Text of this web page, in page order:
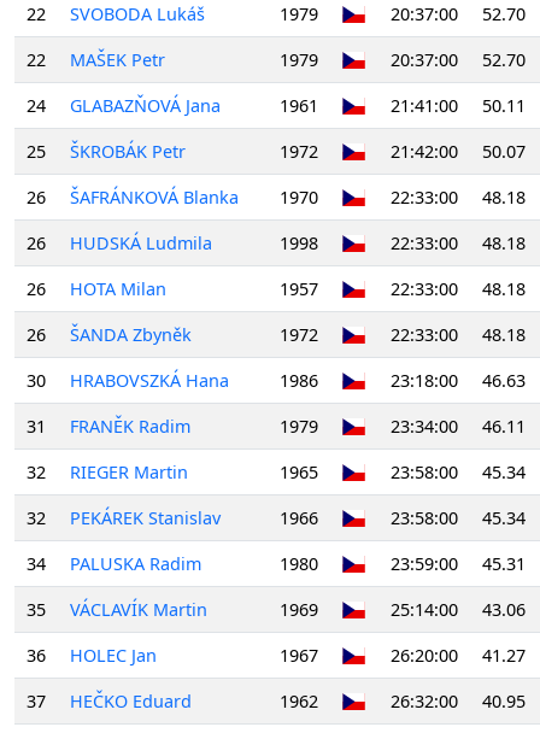
22
SVOBODA Lukáš 1979 20:37:00
52.70
22
MAŠEK Petr 1979 20:37:00
52.70
24
GLABAZŇOVÁ Jana 1961 21:41:00
50.11
25
ŠKROBÁK Petr 1972 21:42:00
50.07
26
ŠAFRÁNKOVÁ Blanka 1970 22:33:00
48.18
26
HUDSKÁ Ludmila 1998 22:33:00
48.18
26
HOTA Milan 1957 22:33:00
48.18
26
ŠANDA Zbyněk 1972 22:33:00
48.18
30
HRABOVSZKÁ Hana 1986 23:18:00
46.63
31
FRANĚK Radim 1979 23:34:00
46.11
32
RIEGER Martin 1965 23:58:00
45.34
32
PEKÁREK Stanislav 1966 23:58:00
45.34
34
PALUSKA Radim 1980 23:59:00
45.31
35
VÁCLAVÍK Martin 1969 25:14:00
43.06
36
HOLEC Jan 1967 26:20:00
41.27
37
HEČKO Eduard 1962 26:32:00
40.95